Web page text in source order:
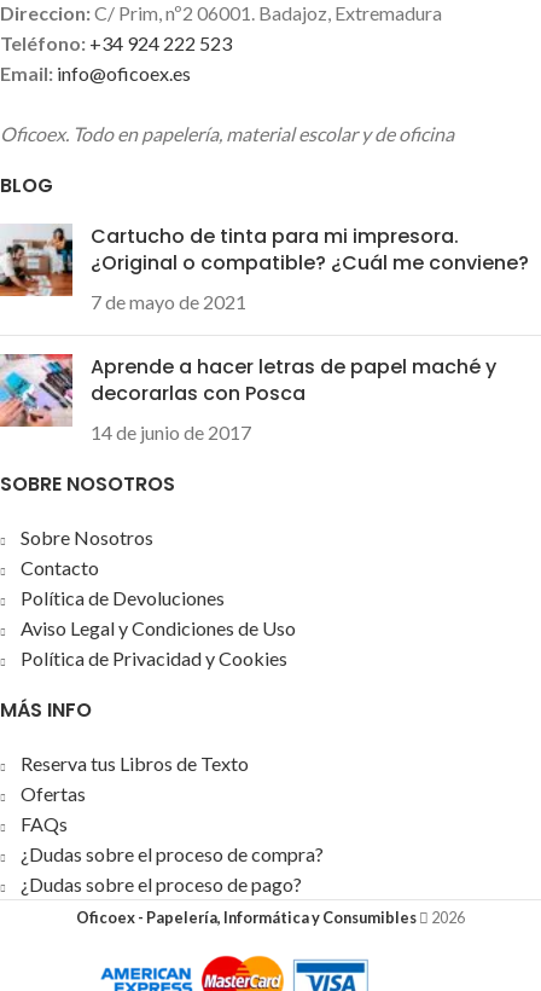
instantáneo, lo que la hace
ideal para personas zurdas.
técnica y letra pequeña
cuando más lo necesites
asegura que podrás seguir
escribiendo todo el día
Direccion:C/ Prim, nº2 06001. Badajoz, Extremadura
Teléfono: +34 924 222 523
Email: info@oficoex.es
Oficoex. Todo en papelería, material escolar y de oficina
BLOG
Cartucho de tinta para mi impresora.
¿Original o compatible? ¿Cuál me conviene?
7 de mayo de 2021
Aprende a hacer letras de papel maché y
decorarlas con Posca
14 de junio de 2017
SOBRE NOSOTROS
Sobre Nosotros
Contacto
Política de Devoluciones
Aviso Legal y Condiciones de Uso
Política de Privacidad y Cookies
MÁS INFO
Reserva tus Libros de Texto
Ofertas
FAQs
¿Dudas sobre el proceso de compra?
¿Dudas sobre el proceso de pago?
Oficoex - Papelería, Informática y Consumibles 2026